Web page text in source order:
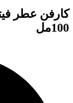
كارفن عطر
100مل